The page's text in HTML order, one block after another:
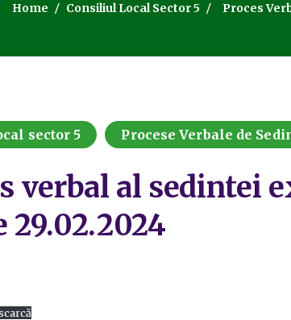
Home Consiliul Local Sector 5 Proces
sector 5 Procese Verbale de
verbal al sedintei
29.02.2024